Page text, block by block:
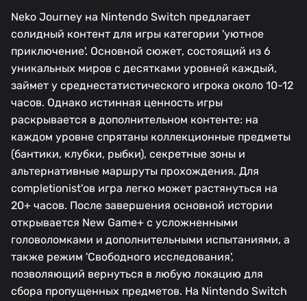
Neko Journey на Nintendo Switch предлагает
солидный контент для игры категории 'уютное
приключение'. Основной сюжет, состоящий из 6
уникальных миров с десятками уровней каждый,
займет у среднестатистического игрока около 10-12
часов. Однако истинная ценность игры
раскрывается в дополнительном контенте: на
каждом уровне спрятаны коллекционные предметы
(бантики, клубки, рыбки), секретные зоны и
альтернативные маршруты прохождения. Для
completionist'ов игра легко может растянуться на
20+ часов. После завершения основной истории
открывается New Game+ с усложненными
головоломками и дополнительными испытаниями, а
также режим 'Свободного исследования',
позволяющий вернуться в любую локацию для
сбора пропущенных предметов. На Nintendo Switch